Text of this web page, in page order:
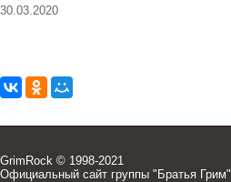
30.03.2020
GrimRock © 1998-2021
Официальный сайт группы "Братья Грим"